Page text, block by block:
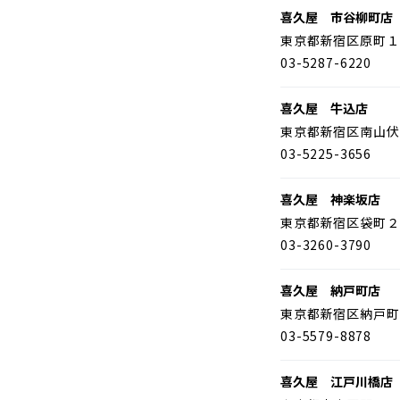
喜久屋 市谷柳町店
東京都新宿区原町
03-5287-6220
喜久屋 牛込店
東京都新宿区南山
03-5225-3656
喜久屋 神楽坂店
東京都新宿区袋町２
03-3260-3790
喜久屋 納戸町店
東京都新宿区納戸町
03-5579-8878
喜久屋 江戸川橋店